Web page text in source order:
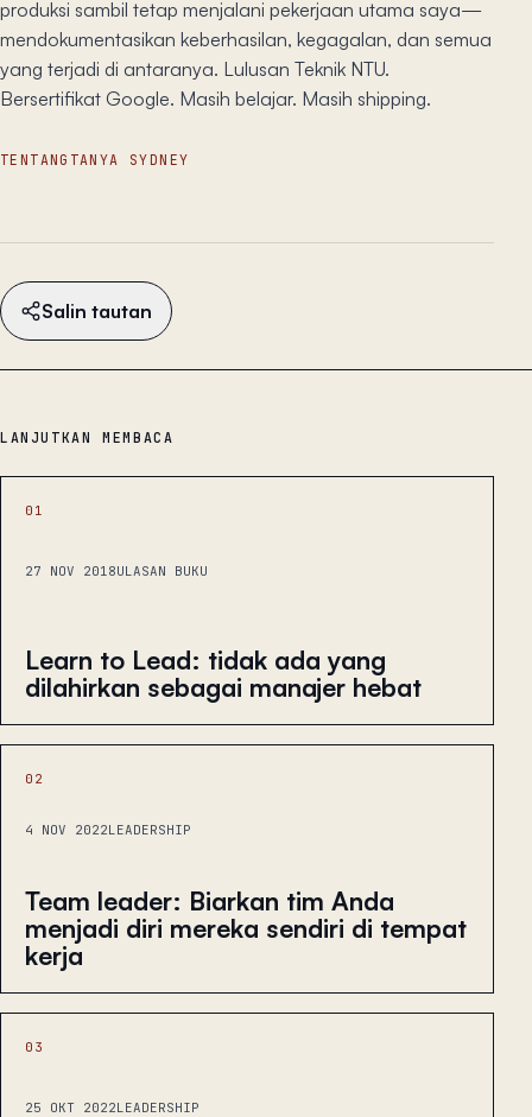
produksi sambil tetap menjalani pekerjaan utama saya—
mendokumentasikan keberhasilan, kegagalan, dan semua
yang terjadi di antaranya. Lulusan Teknik NTU.
Bersertifikat Google. Masih belajar. Masih shipping.
TENTANG TANYA SYDNEY
Salin tautan
LANJUTKAN MEMBACA
01
27 NOV 2018ULASAN BUKU
Learn to Lead: tidak ada yang
dilahirkan sebagai manajer hebat
02
4 NOV 2022LEADERSHIP
Team leader: Biarkan tim Anda
menjadi diri mereka sendiri di tempat
kerja
03
25 OKT 2022LEADERSHIP